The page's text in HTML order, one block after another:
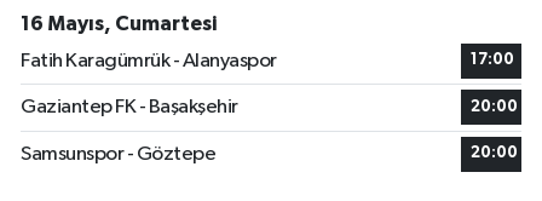
16 Mayıs, Cumartesi
Fatih Karagümrük - Alanyaspor
17:00
Gaziantep FK - Başakşehir 20:00
Samsunspor - Göztepe 20:00